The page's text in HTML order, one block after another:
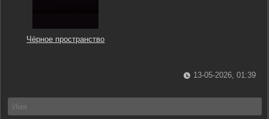
Чёрное пространство
13-05-2026, 01:39